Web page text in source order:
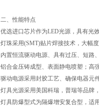
二、性能特点
优选进口芯片作为LED光源，具有光
灯珠采用(SMT)贴片焊接技术，大
内置恒流驱动电源、具有过压、短路
铝合金压铸成型、表面静电喷塑；高
驱动电源采用封胶工艺、确保电器元
灯具光源采用美国科瑞，普瑞等品牌
灯具防爆型式为隔爆增安复合型，适